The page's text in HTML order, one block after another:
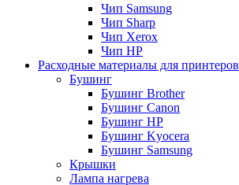
Чип Samsung
Чип Sharp
Чип Xerox
Чип НР
Расходные материалы для принтеров
Бушинг
Бушинг Brother
Бушинг Canon
Бушинг HP
Бушинг Kyocera
Бушинг Samsung
Крышки
Лампа нагрева